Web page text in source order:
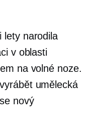
lety narodila
v oblasti
na volné noze.
umělecká
nový